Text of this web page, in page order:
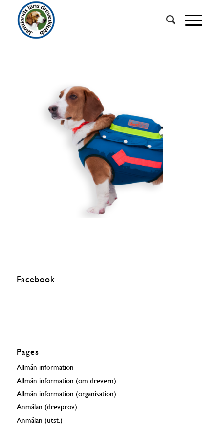
Facebook
Pages
Allmän information
Allmän information (om drevern)
Allmän information (organisation)
Anmälan (drevprov)
Anmälan (utst.)